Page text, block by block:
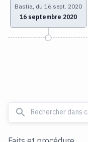
Bastia, du 16 sept. 2020
16 septembre 2020